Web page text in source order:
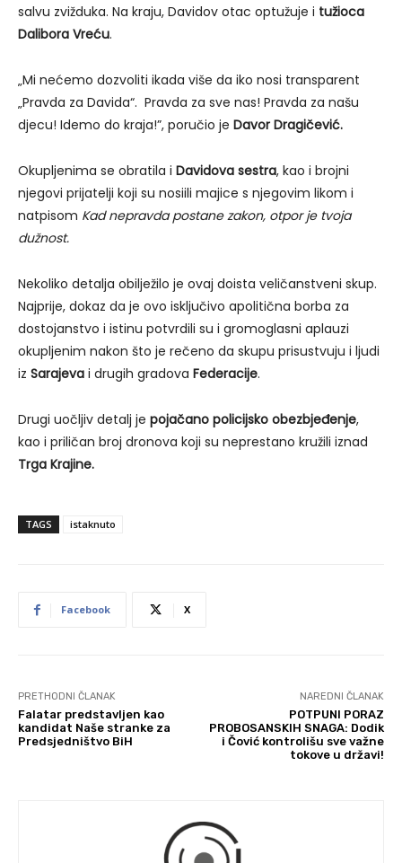
salvu zvižduka. Na kraju, Davidov otac optužuje i tužioca
Dalibora Vreću.
„Mi nećemo dozvoliti ikada više da iko nosi transparent
„Pravda za Davida“. Pravda za sve nas! Pravda za našu
djecu! Idemo do kraja!”, poručio je Davor Dragičević.
Okupljenima se obratila i Davidova sestra, kao i brojni
njegovi prijatelji koji su nosiili majice s njegovim likom i
natpisom Kad nepravda postane zakon, otpor je tvoja
dužnost.
Nekoliko detalja obilježilo je ovaj doista veličanstveni skup.
Najprije, dokaz da je ovo isključivo apolitična borba za
dostojanstvo i istinu potvrdili su i gromoglasni aplauzi
okupljenim nakon što je rečeno da skupu prisustvuju i ljudi
iz Sarajeva i drugih gradova Federacije.
Drugi uočljiv detalj je pojačano policijsko obezbjeđenje,
kao i priličan broj dronova koji su neprestano kružili iznad
Trga Krajine.
TAGS istaknuto
Facebook X
PRETHODNI ČLANAK
Falatar predstavljen kao
kandidat Naše stranke za
Predsjedništvo BiH
NAREDNI ČLANAK
POTPUNI PORAZ
PROBOSANSKIH SNAGA: Dodik
i Čović kontrolišu sve važne
tokove u državi!